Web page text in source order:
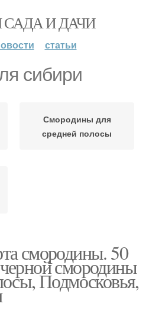
И ДАЧИ
статьи
сибири
Смородины для
средней полосы
смородины. 50
смородины
Подмосковья,